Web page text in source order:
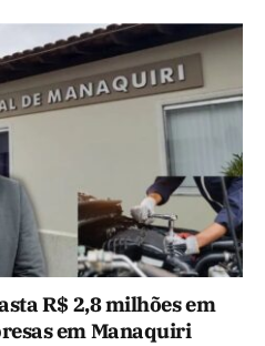
R$ 2,8 milhões em
em Manaquiri